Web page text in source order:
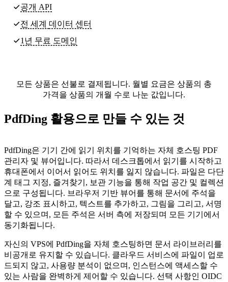
공개 API
전 세계 데이터 센터
1년 무료 도메인
모든 상품은 선불로 결제됩니다. 월별 요금은 상품의 총
가격을 상품의 개월 수로 나눈 값입니다.
PdfDing 활용으로 만들 수 있는 것
PdfDing은 기기 간에 읽기 위치를 기억하는 자체 호스팅 PDF
관리자 및 뷰어입니다. 따라서 데스크톱에서 읽기를 시작하고
휴대폰에서 이어서 읽어도 위치를 잃지 않습니다. 파일은 다단
계 태그 지정, 즐겨찾기, 보관 기능을 통해 작업 공간 및 컬렉션
으로 구성됩니다. 브라우저 기반 뷰어를 통해 문서에 주석을
달고, 강조 표시하고, 텍스트를 추가하고, 그림을 그리고, 서명
할 수 있으며, 모든 주석은 서버 측에 저장되며 모든 기기에서
동기화됩니다.
자신의 VPS에 PdfDing을 자체 호스팅하면 문서 라이브러리를
비공개로 유지할 수 있습니다. 클라우드 서비스에 파일이 업로
드되지 않고, 사용량 분석이 없으며, 인스턴스에 액세스할 수
있는 사람을 완벽하게 제어할 수 있습니다. 선택 사항인 OIDC